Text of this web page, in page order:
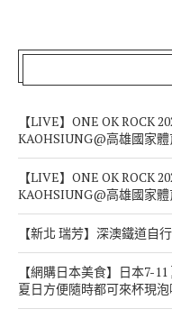
【LIVE】ONE OK ROCK
KAOHSIUNG@高雄國家體
【LIVE】ONE OK ROCK
KAOHSIUNG@高雄國家
【新北 瑞芳】深澳鐵道自
【網購日本美食】日本7-
夏日方便隨時都可來杯現